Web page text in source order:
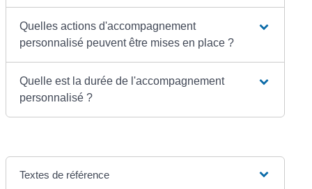
Quelles actions d'accompagnement
personnalisé peuvent être mises en place ?
Quelle est la durée de l'accompagnement
personnalisé ?
Textes de référence